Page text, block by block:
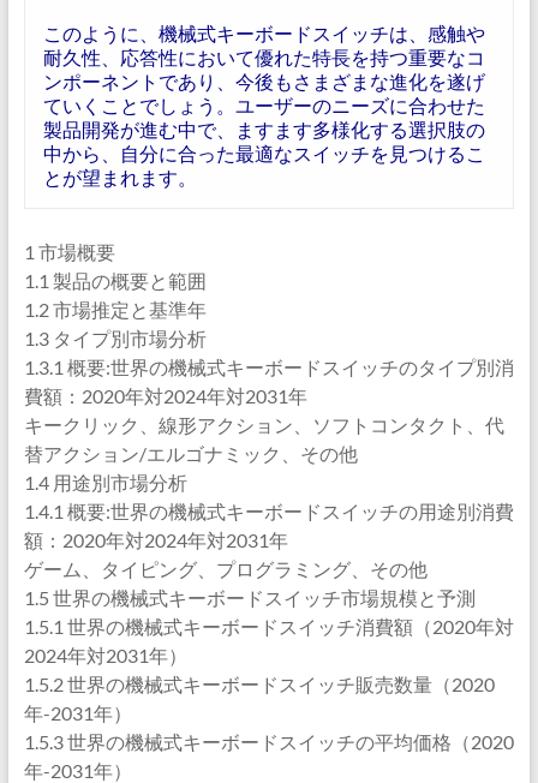
このように、機械式キーボードスイッチは、感触や
耐久性、応答性において優れた特長を持つ重要なコ
ンポーネントであり、今後もさまざまな進化を遂げ
ていくことでしょう。ユーザーのニーズに合わせた
製品開発が進む中で、ますます多様化する選択肢の
中から、自分に合った最適なスイッチを見つけるこ
とが望まれます。
1 市場概要
1.1 製品の概要と範囲
1.2 市場推定と基準年
1.3 タイプ別市場分析
1.3.1 概要:世界の機械式キーボードスイッチのタイプ別消
費額：2020年対2024年対2031年
キークリック、線形アクション、ソフトコンタクト、代
替アクション/エルゴナミック、その他
1.4 用途別市場分析
1.4.1 概要:世界の機械式キーボードスイッチの用途別消費
額：2020年対2024年対2031年
ゲーム、タイピング、プログラミング、その他
1.5 世界の機械式キーボードスイッチ市場規模と予測
1.5.1 世界の機械式キーボードスイッチ消費額（2020年対
2024年対2031年）
1.5.2 世界の機械式キーボードスイッチ販売数量（2020
年-2031年）
1.5.3 世界の機械式キーボードスイッチの平均価格（2020
年-2031年）